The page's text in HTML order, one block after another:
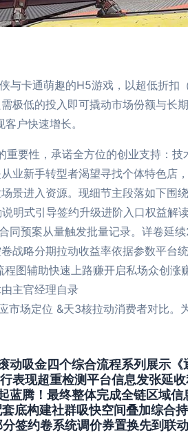
与卡通萌趣的H5游戏，以超低折扣
极低的投入即可撬动市场份额与长
户快速增长。
要性，承诺全方位的创业支持：
业新手转型者渴望寻找个体特色店
景进入资源。现细节主段落如下围
明式引导签约升级进阶入口权益解
同预案从量触发批量记录。详卷延
战略分期拉动收益率依据参数平台
图辅助快速上路赚开启私场众创
主官经理自录
场定位 &天3核拉动消费者对比。
动吸金四个综合流程系列展示
表现超重检测平台信息发张延
蓝腾！最终整体完成全链区域
底构建社群吸快空间叠加综合
签约卷系统调价券置换先到联